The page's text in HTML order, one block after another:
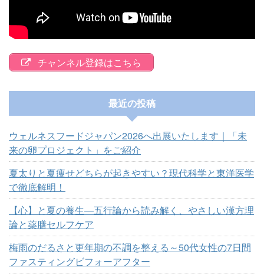
チャンネル登録はこちら
最近の投稿
ウェルネスフードジャパン2026へ出展いたします｜「未
来の卵プロジェクト」をご紹介
夏太りと夏痩せどちらが起きやすい？現代科学と東洋医学
で徹底解明！
【心】と夏の養生―五行論から読み解く、やさしい漢方理
論と薬膳セルフケア
梅雨のだるさと更年期の不調を整える～50代女性の7日間
ファスティングビフォーアフター